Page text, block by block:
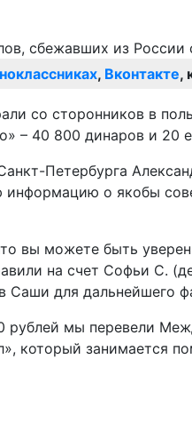
, Вконтакте,
со сторонников в
– 40 800 динаров и 20
Петербурга
информацию о якобы
вы можете быть
на счет Софьи С.
для дальнейшего
мы перевели
который занимается